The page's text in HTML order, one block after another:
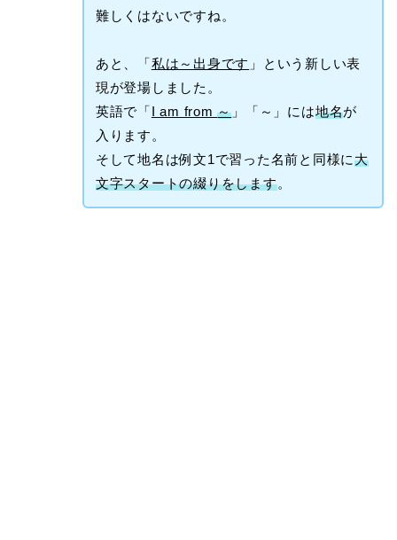
難しくはないですね。
あと、「私は～出身です 」という新しい表
現が登場しました。
英語で「I am from～ 」「～」には地名が
入ります。
そして地名は例文1で習った名前と同様に大
文字スタートの綴りをします。